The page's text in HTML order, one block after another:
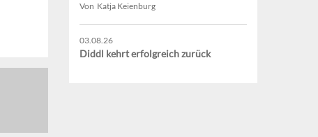
Von Katja Keienburg
03.08.26
Diddl kehrt erfolgreich zurück